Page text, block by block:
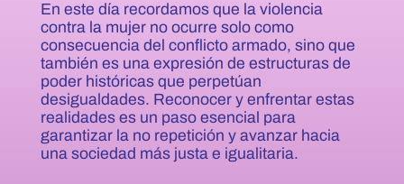
En este día recordamos que la violencia
contra la mujer no ocurre solo como
consecuencia del conflicto armado, sino que
también es una expresión de estructuras de
poder históricas que perpetúan
desigualdades. Reconocer y enfrentar estas
realidades es un paso esencial para
garantizar la no repetición y avanzar hacia
una sociedad más justa e igualitaria.